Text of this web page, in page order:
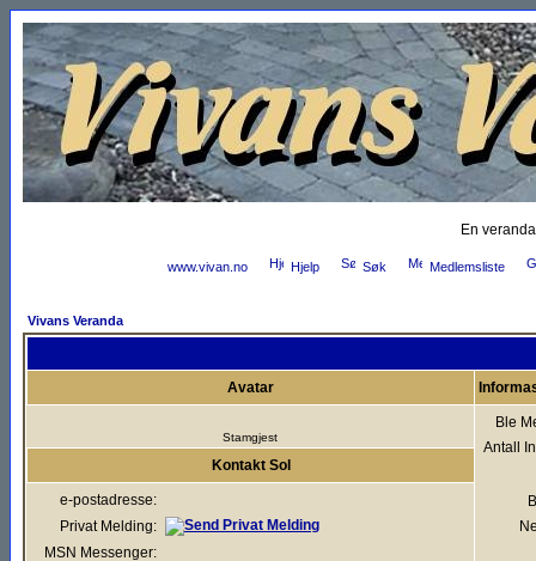
En
www.vivan.no Hjelp Søk Medlemsliste
Vivans Veranda
Avatar
Stamgjest
Ble
Antall
Kontakt Sol
e-postadresse:
Privat Melding:
MSN Messenger: